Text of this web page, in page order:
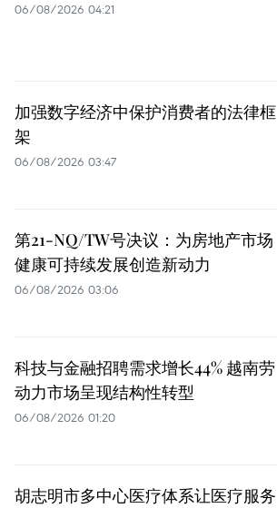
06/08/2026 04:21
加强数字经济中保护消费者的法律框
架
06/08/2026 03:47
第21-NQ/TW号决议：为房地产市场
健康可持续发展创造新动力
06/08/2026 03:06
科技与金融招聘需求增长44% 越南劳
动力市场呈现结构性转型
06/08/2026 01:20
胡志明市多中心医疗体系让医疗服务